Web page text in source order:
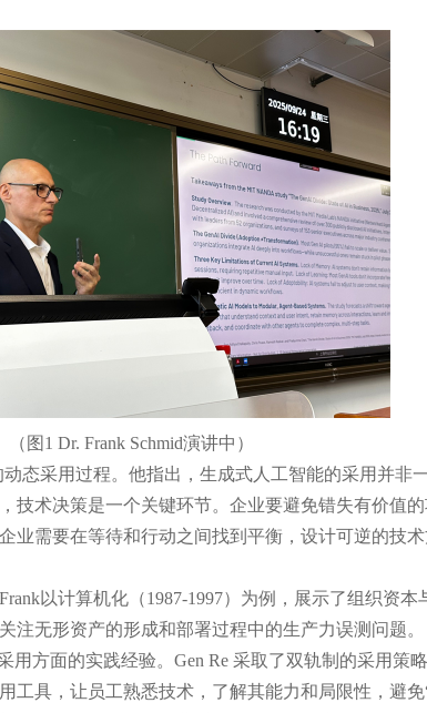
1 Dr. Frank Schmid演讲中）
采用过程。他指出，生成式人工智能的采用并非
技术决策是一个关键环节。企业要避免错失有价值
业需要在等待和行动之间找到平衡，设计可逆的技
以计算机化（1987-1997）为例，展示了组织资本
无形资产的形成和部署过程中的生产力误测问题。
方面的实践经验。Gen Re 采取了双轨制的采用策
工具，让员工熟悉技术，了解其能力和局限性，避免